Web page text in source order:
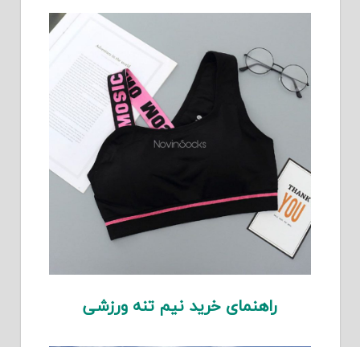
راهنمای خرید نیم تنه ورزشی